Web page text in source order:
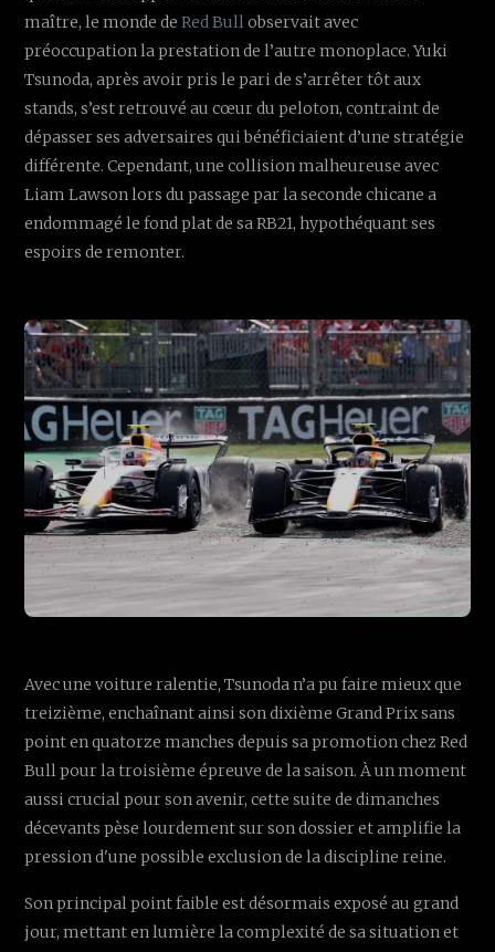
maître, le monde deRed Bullobservait avec
préoccupation la prestation de l’autre monoplace. Yuki
Tsunoda, après avoir pris le pari de s’arrêter tôt aux
stands, s’est retrouvé au cœur du peloton, contraint de
dépasser ses adversaires qui bénéficiaient d’une stratégie
différente. Cependant, une collision malheureuse avec
Liam Lawson lors du passage par la seconde chicane a
endommagé le fond plat de sa RB21, hypothéquant ses
espoirs de remonter.
Avec une voiture ralentie, Tsunoda n’a pu faire mieux que
treizième, enchaînant ainsi son dixième Grand Prix sans
point en quatorze manches depuis sa promotion chez Red
Bull pour la troisième épreuve de la saison. À un moment
aussi crucial pour son avenir, cette suite de dimanches
décevants pèse lourdement sur son dossier et amplifie la
pression d'une possible exclusion de la discipline reine.
Son principal point faible est désormais exposé au grand
jour, mettant en lumière la complexité de sa situation et